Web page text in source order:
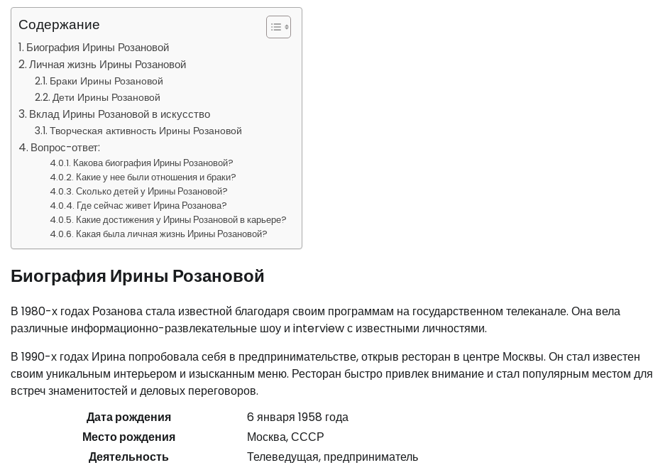
Содержание
Биография Ирины Розановой
Личная жизнь Ирины Розановой
Браки Ирины Розановой
Дети Ирины Розановой
Вклад Ирины Розановой в искусство
Творческая активность Ирины Розановой
Вопрос-ответ:
Какова биография Ирины Розановой?
Какие у нее были отношения и браки?
Сколько детей у Ирины Розановой?
Где сейчас живет Ирина Розанова?
Какие достижения у Ирины Розановой в карьере?
Какая была личная жизнь Ирины Розановой?
Биография Ирины Розановой
В 1980-х годах Розанова стала известной благодаря своим программам на государственном телеканале. Она вела
различные информационно-развлекательные шоу и interview с известными личностями.
В 1990-х годах Ирина попробовала себя в предпринимательстве, открыв ресторан в центре Москвы. Он стал известен
своим уникальным интерьером и изысканным меню. Ресторан быстро привлек внимание и стал популярным местом для
встреч знаменитостей и деловых переговоров.
Дата рождения
6 января 1958 года
Место рождения
Москва, СССР
Деятельность
Телеведущая, предприниматель